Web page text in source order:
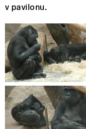
v pavilonu.